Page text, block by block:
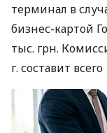
терминал в
бизнес-картой
тыс. грн.
г. составит всего